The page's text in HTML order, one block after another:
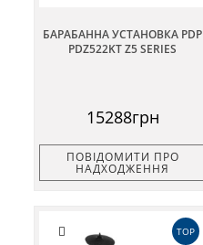
БАРАБАННА УСТАНОВКА PDP
PDZ522KT Z5 SERIES
15288грн
ПОВІДОМИТИ ПРО
НАДХОДЖЕННЯ
TOP